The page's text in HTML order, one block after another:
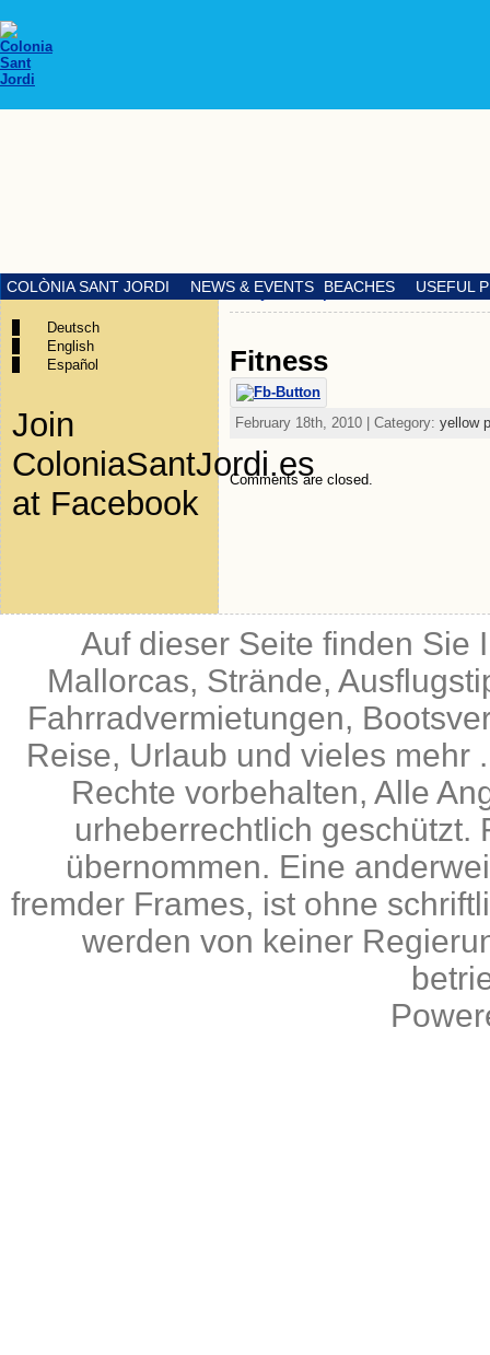
COLÒNIA SANT JORDI NEWS & EVENTS BEACHES USEFUL
Deutsch
English
Español
Join
ColoniaSantJordi.es
at Facebook
«Physiotherapie
Fitness
February 18th, 2010 | Category: yellow
Comments are closed.
Auf dieser Seite finden Sie
Mallorcas, Strände,
Fahrradvermietungen,
Reise, Urlaub und vieles mehr
Rechte vorbehalten, Alle
urheberrechtlich geschützt.
übernommen. Eine
fremder Frames, ist ohne
werden von keiner